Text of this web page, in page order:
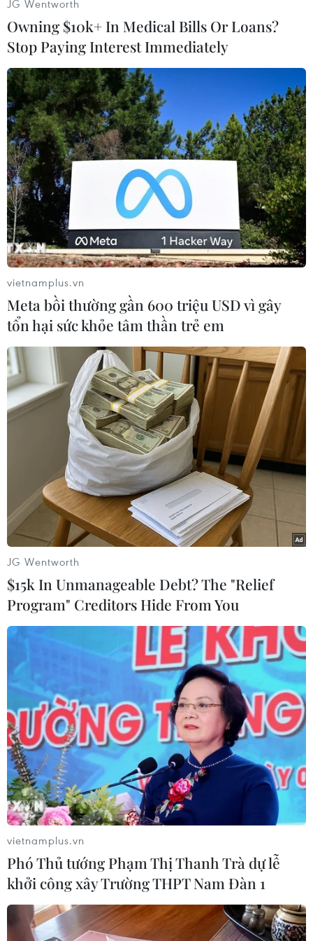
CHỦ ĐỀ NÓNG
75 năm Bác Hồ ra lời kêu gọi
Thi đua ái quốc
+ XEM THÊM
Không ngừng làm sống động,
làm mới các phong trào thi đua
20/02/2024 13:31
Tạo động lực cổ vũ cán bộ,
chiến sỹ toàn quân hoàn thành
15/12/2023 08:11
Huy động cả hệ thống chính
trị tham gia vào các phong trào
19/10/2023 23:22
Hội nghị Đối
+XEM THÊM
'Ngoại giao
động lực bứt
trưởng'
cùng phát triển
22/01/2022 07:32
Ngoại giao Việt
sáng Nghị
lần thứ XIII
01/01/2022 03:18
Bánh xèo tôm nhảy - món ăn phải
thử khi đến Quy Nhơn
07/08/2026 00:00
Chưa có bằng chứng truyền máu trẻ
giúp chống lão hóa
06/08/2026 23:16
Xung đột Israel-Hamas: Ít nhất 300
trẻ em thiệt mạng trong 300 ngày
JG Wentworth
Owning $10k+ In Medical Bills Or Loans?
Stop Paying Interest Immediately
vietnamplus.vn
Meta bồi thường gần 600 triệu USD vì gây
tổn hại sức khỏe tâm thần trẻ em
JG Wentworth
$15k In Unmanageable Debt? The "Relief
Program" Creditors Hide From You
vietnamplus.vn
Phó Thủ tướng Phạm Thị Thanh Trà dự lễ
khởi công xây Trường THPT Nam Đàn 1